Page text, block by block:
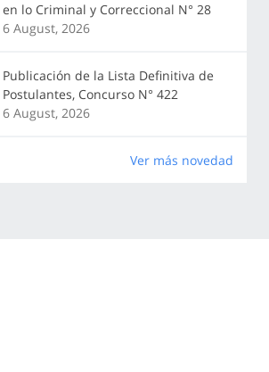
en lo Criminal y Correccional N° 28
6 August, 2026
Publicación de la Lista Definitiva de
Postulantes, Concurso N° 422
6 August, 2026
Ver más novedad